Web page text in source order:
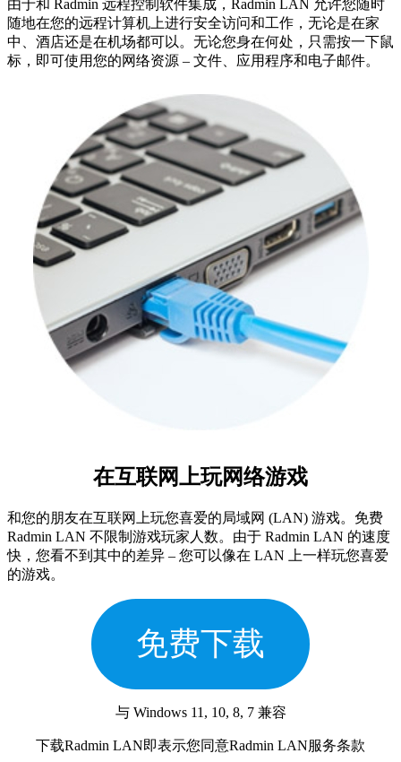
由于和 Radmin 远程控制软件集成，Radmin LAN 允许您随时
随地在您的远程计算机上进行安全访问和工作，无论是在家
中、酒店还是在机场都可以。无论您身在何处，只需按一下鼠
标，即可使用您的网络资源 – 文件、应用程序和电子邮件。
在互联网上玩网络游戏
和您的朋友在互联网上玩您喜爱的局域网 (LAN) 游戏。免费
Radmin LAN 不限制游戏玩家人数。由于 Radmin LAN 的速度
快，您看不到其中的差异 – 您可以像在 LAN 上一样玩您喜爱
的游戏。
免费下载
与 Windows 11, 10, 8, 7 兼容
下载Radmin LAN即表示您同意Radmin LAN服务条款